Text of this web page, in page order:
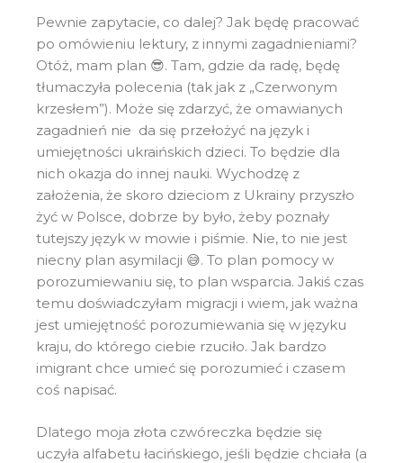
Pewnie zapytacie, co dalej? Jak będę pracować
po omówieniu lektury, z innymi zagadnieniami?
Otóż, mam plan 😎. Tam, gdzie da radę, będę
tłumaczyła polecenia (tak jak z „Czerwonym
krzesłem”). Może się zdarzyć, że omawianych
zagadnień nie da się przełożyć na język i
umiejętności ukraińskich dzieci. To będzie dla
nich okazja do innej nauki. Wychodzę z
założenia, że skoro dzieciom z Ukrainy przyszło
żyć w Polsce, dobrze by było, żeby poznały
tutejszy język w mowie i piśmie. Nie, to nie jest
niecny plan asymilacji 😅. To plan pomocy w
porozumiewaniu się, to plan wsparcia. Jakiś czas
temu doświadczyłam migracji i wiem, jak ważna
jest umiejętność porozumiewania się w języku
kraju, do którego ciebie rzuciło. Jak bardzo
imigrant chce umieć się porozumieć i czasem
coś napisać.
Dlatego moja złota czwóreczka będzie się
uczyła alfabetu łacińskiego, jeśli będzie chciała (a